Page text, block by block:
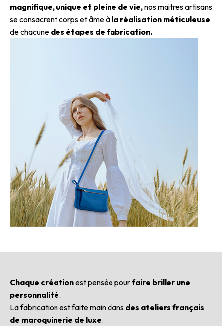
magnifique, unique et pleine de vie,nos maitres artisans
se consacrent corps et âme à la réalisation méticuleuse
de chacune des étapes de fabrication.
Chaque créationest pensée pourfaire briller une
personnalité.
La fabrication est faite main dans des ateliers français
de maroquinerie de luxe.